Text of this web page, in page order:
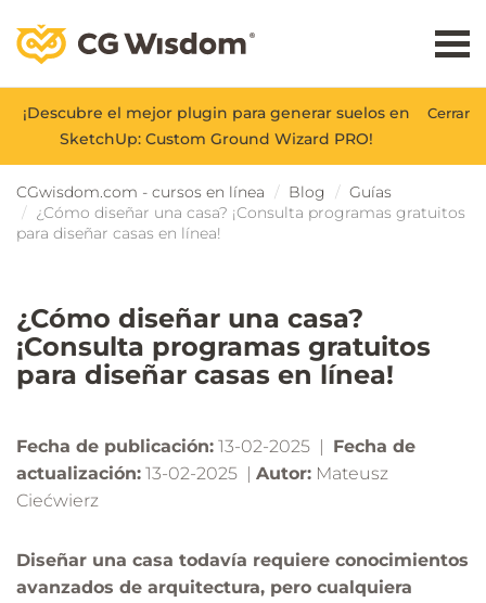
Cerrar
¡Descubre el mejor plugin para generar suelos en
SketchUp: Custom Ground Wizard PRO!
CGwisdom.com - cursos en línea Blog
Guías
¿Cómo diseñar una casa? ¡Consulta programas gratuitos
para diseñar casas en línea!
¿Cómo diseñar una casa?
¡Consulta programas gratuitos
para diseñar casas en línea!
Fecha de publicación: 13-02-2025 | Fecha de
actualización: 13-02-2025 | Autor: Mateusz
Ciećwierz
Diseñar una casa todavía requiere conocimientos
avanzados de arquitectura, pero cualquiera